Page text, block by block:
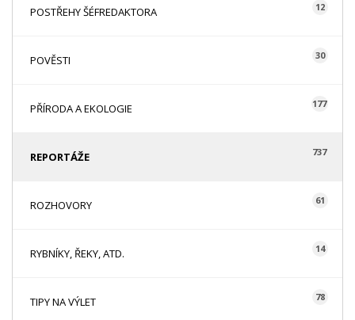
POSTŘEHY ŠÉFREDAKTORA 12
POVĚSTI 30
PŘÍRODA A EKOLOGIE 177
REPORTÁŽE 737
ROZHOVORY 61
RYBNÍKY, ŘEKY, ATD. 14
TIPY NA VÝLET 78